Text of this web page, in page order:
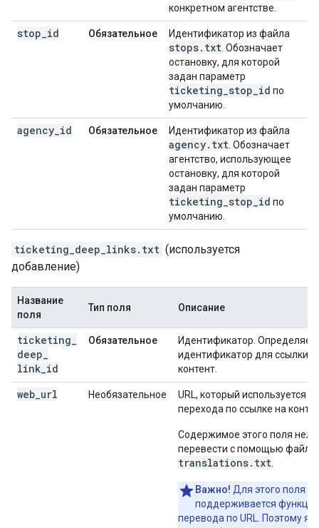
конкретном агентстве.
stop id Обязательное Идентификатор из файла
stops. txt . Обозначает
остановку, для которой
задан параметр
ticketing stop id по
умолчанию.
agency id Обязательное Идентификатор из файла
agency. txt . Обозначает
агентство, использующее
остановку, для которой
задан параметр
ticketing stop id по
умолчанию.
ticketing_deep_links.txt (используется
добавление)
Название
поля
Тип поля Описание
ticketing
deep
link id
Обязательное
Идентификатор. Определяет
идентификатор для ссылки
контент.
web url Необязательное
URL, который используется
перехода по ссылке на
Содержимое этого поля
перевести с помощью файла
translations.txt
Важно! Для этого поля не
поддерживается функция
перевода по URL. Поэтому